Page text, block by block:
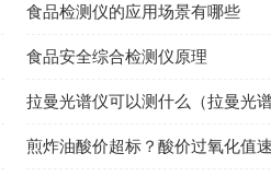
食品检测仪的应用场景有哪些
食品安全综合检测仪原理
拉曼光谱仪可以测什么（拉曼光谱